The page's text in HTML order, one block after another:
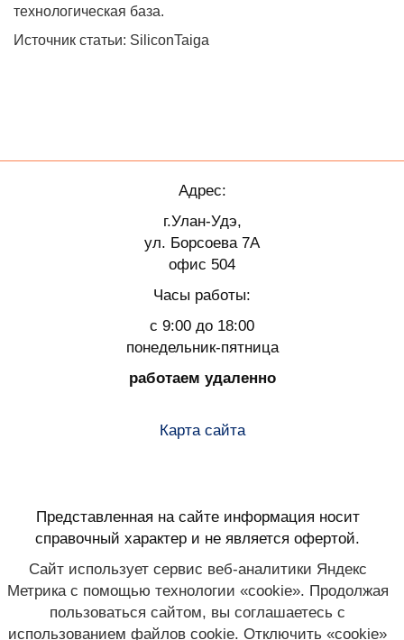
технологическая база.
Источник статьи: SiliconTaiga
Адрес:
г.Улан-Удэ,
ул. Борсоева 7А
офис 504
Часы работы:
с 9:00 до 18:00
понедельник-пятница
работаем удаленно
Карта сайта
Представленная на сайте информация носит
справочный характер и не является офертой.
Сайт использует сервис веб-аналитики Яндекс
Метрика с помощью технологии «cookie». Продолжая
пользоваться сайтом, вы соглашаетесь с
использованием файлов cookie. Отключить «cookie»